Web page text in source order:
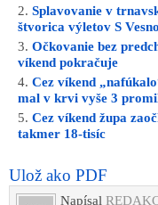
Splavovanie v
štvorica výletov S
Očkovanie bez
víkend pokračuje
Cez víkend
mal v krvi vyše 3
Cez víkend župa
takmer 18-tisíc
Ulož ako PDF
Napísal